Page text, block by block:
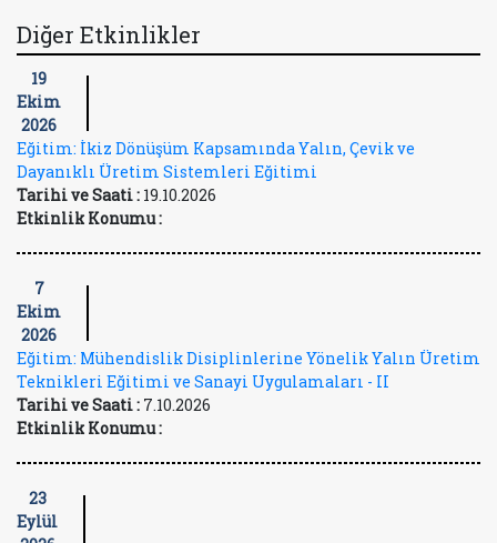
Diğer Etkinlikler
19
Ekim
2026
Eğitim: İkiz Dönüşüm Kapsamında Yalın, Çevik ve
Dayanıklı Üretim Sistemleri Eğitimi
Tarihi ve Saati : 19.10.2026
Etkinlik Konumu :
7
Ekim
2026
Eğitim: Mühendislik Disiplinlerine Yönelik Yalın Üretim
Teknikleri Eğitimi ve Sanayi Uygulamaları - II
Tarihi ve Saati : 7.10.2026
Etkinlik Konumu :
23
Eylül